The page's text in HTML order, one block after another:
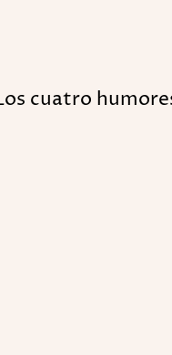
cuatro